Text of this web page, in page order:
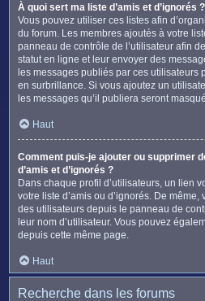
À quoi sert ma liste d’amis et d’ignorés ?
Vous pouvez utiliser ces listes afin
du forum. Les membres ajoutés à votre
panneau de contrôle de l’utilisateur afin
statut en ligne et leur envoyer des
les messages publiés par ces utilisateurs
en surbrillance. Si vous ajoutez un
les messages qu’il publiera seront
Haut
Comment puis-je ajouter ou supprimer
d’amis et d’ignorés ?
Dans chaque profil d’utilisateurs, un lien
votre liste d’amis ou d’ignorés. De
des utilisateurs depuis le panneau de
leur nom d’utilisateur. Vous pouvez
depuis cette même page.
Haut
Recherche dans les forums